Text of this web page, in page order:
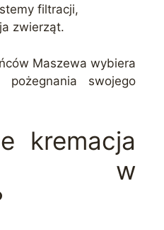
filtracji,
zwierząt.
Maszewa wybiera
swojego
kremacja
w